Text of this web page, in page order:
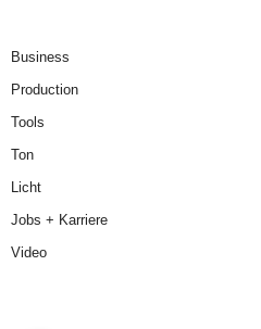
Business
Production
Tools
Ton
Licht
Jobs + Karriere
Video